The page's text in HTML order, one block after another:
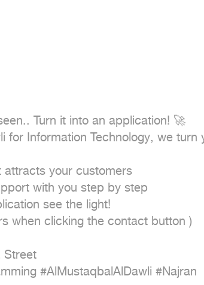
Turn it into an application! 🚀
for Information Technology, we
attracts your customers
with you step by step
see the light!
when clicking the contact button )
Street
#AlMustaqbalAlDawli #Najran